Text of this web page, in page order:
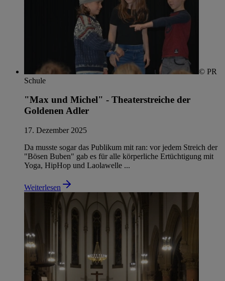
© PR
Schule
"Max und Michel" - Theaterstreiche der
Goldenen Adler
17. Dezember 2025
Da musste sogar das Publikum mit ran: vor jedem Streich der
"Bösen Buben" gab es für alle körperliche Ertüchtigung mit
Yoga, HipHop und Laolawelle ...
Weiterlesen